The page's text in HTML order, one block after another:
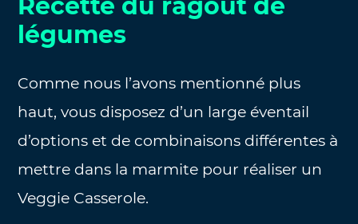
Recette du ragoût de
légumes
Comme nous l’avons mentionné plus
haut, vous disposez d’un large éventail
d’options et de combinaisons différentes à
mettre dans la marmite pour réaliser un
Veggie Casserole.